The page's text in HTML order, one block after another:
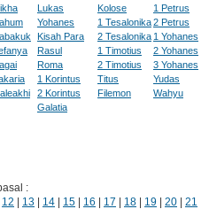
Lukas
Yohanes
Kisah Para
Rasul
Roma
1 Korintus
2 Korintus
Galatia
Kolose
1 Tesalonika
2 Tesalonika
1 Timotius
2 Timotius
Titus
Filemon
1 Petrus
2 Petrus
1 Yohanes
2 Yohanes
3 Yohanes
Yudas
Wahyu
:
12 13 14 15 16 17 18 19 20 21